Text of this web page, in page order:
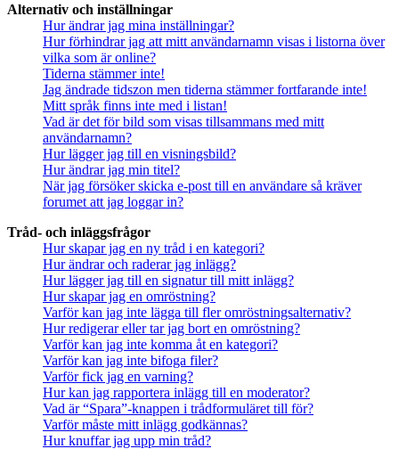
Alternativ och inställningar
Hur ändrar jag mina inställningar?
Hur förhindrar jag att mitt användarnamn visas i listorna över
vilka som är online?
Tiderna stämmer inte!
Jag ändrade tidszon men tiderna stämmer fortfarande inte!
Mitt språk finns inte med i listan!
Vad är det för bild som visas tillsammans med mitt
användarnamn?
Hur lägger jag till en visningsbild?
Hur ändrar jag min titel?
När jag försöker skicka e-post till en användare så kräver
forumet att jag loggar in?
Tråd- och inläggsfrågor
Hur skapar jag en ny tråd i en kategori?
Hur ändrar och raderar jag inlägg?
Hur lägger jag till en signatur till mitt inlägg?
Hur skapar jag en omröstning?
Varför kan jag inte lägga till fler omröstningsalternativ?
Hur redigerar eller tar jag bort en omröstning?
Varför kan jag inte komma åt en kategori?
Varför kan jag inte bifoga filer?
Varför fick jag en varning?
Hur kan jag rapportera inlägg till en moderator?
Vad är “Spara”-knappen i trådformuläret till för?
Varför måste mitt inlägg godkännas?
Hur knuffar jag upp min tråd?